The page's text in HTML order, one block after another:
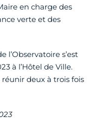
en charge des
verte et des
l’Observatoire s’est
à l’Hôtel de Ville.
réunir deux à trois fois